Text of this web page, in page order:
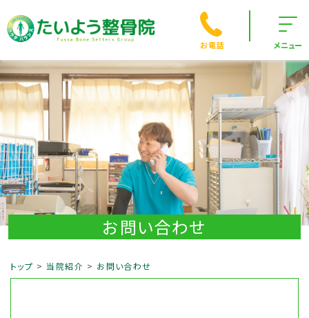
お電話 メニュー
お問い合わせ
トップ 当院紹介 お問い合わせ